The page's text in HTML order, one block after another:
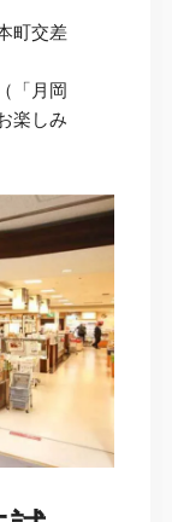
町交差
「月岡
楽しみ